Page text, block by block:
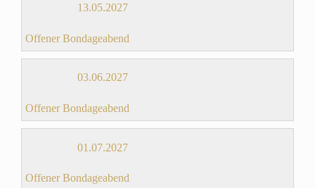
13.05.2027
Offener Bondageabend
03.06.2027
Offener Bondageabend
01.07.2027
Offener Bondageabend